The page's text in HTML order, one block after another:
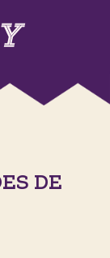
DE